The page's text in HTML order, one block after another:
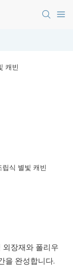
캐빈
외장재와 폴리우
을 완성합니다.